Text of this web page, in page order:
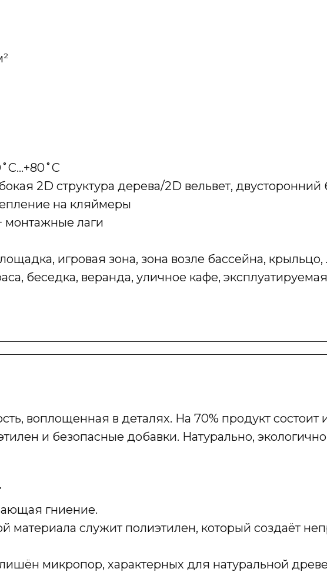
2D структура дерева/2D вельвет,
на кляймеры
монтажные лаги
игровая зона, зона возле бассейна, крыльцо,
беседка, веранда, уличное кафе,
воплощенная в деталях. На 70% продукт состоит
и безопасные добавки. Натурально,
гниение.
служит полиэтилен, который создаёт
микропор, характерных для натуральной